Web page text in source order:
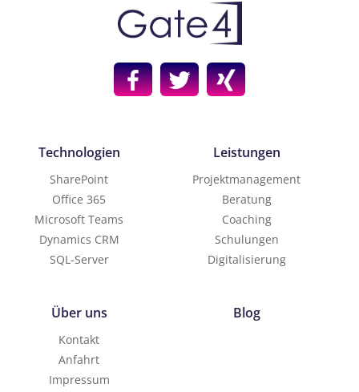
Technologien
SharePoint
Office 365
Microsoft Teams
Dynamics CRM
SQL-Server
Leistungen
Projektmanagement
Beratung
Coaching
Schulungen
Digitalisierung
Über uns
Kontakt
Anfahrt
Impressum
Blog